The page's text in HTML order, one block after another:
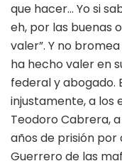
que hacer… Yo si
eh, por las buenas
valer”. Y no
ha hecho valer en
federal y abogado.
injustamente, a los
Teodoro Cabrera, a
años de prisión por
Guerrero de las